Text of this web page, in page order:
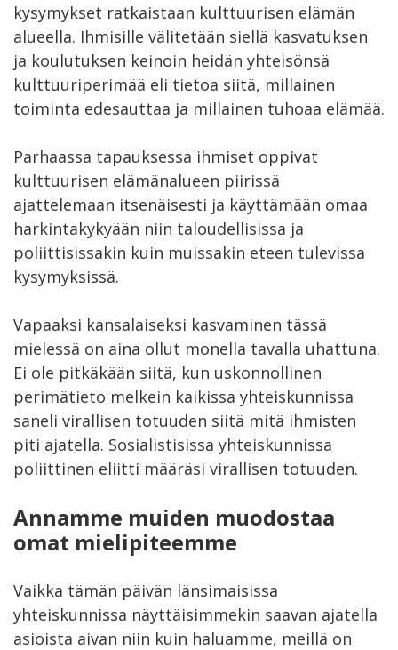
kysymykset ratkaistaan kulttuurisen elämän
alueella. Ihmisille välitetään siellä kasvatuksen
ja koulutuksen keinoin heidän yhteisönsä
kulttuuriperimää eli tietoa siitä, millainen
toiminta edesauttaa ja millainen tuhoaa elämää.
Parhaassa tapauksessa ihmiset oppivat
kulttuurisen elämänalueen piirissä
ajattelemaan itsenäisesti ja käyttämään omaa
harkintakykyään niin taloudellisissa ja
poliittisissakin kuin muissakin eteen tulevissa
kysymyksissä.
Vapaaksi kansalaiseksi kasvaminen tässä
mielessä on aina ollut monella tavalla uhattuna.
Ei ole pitkäkään siitä, kun uskonnollinen
perimätieto melkein kaikissa yhteiskunnissa
saneli virallisen totuuden siitä mitä ihmisten
piti ajatella. Sosialistisissa yhteiskunnissa
poliittinen eliitti määräsi virallisen totuuden.
Annamme muiden muodostaa
omat mielipiteemme
Vaikka tämän päivän länsimaisissa
yhteiskunnissa näyttäisimmekin saavan ajatella
asioista aivan niin kuin haluamme, meillä on